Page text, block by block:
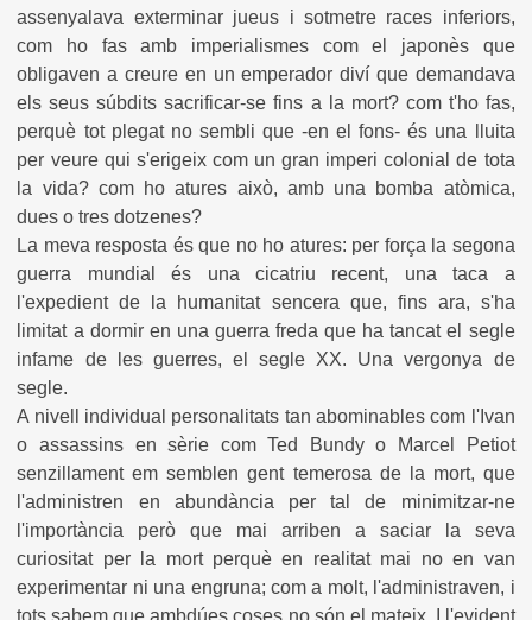
assenyalava exterminar jueus i sotmetre races inferiors,
com ho fas amb imperialismes com el japonès que
obligaven a creure en un emperador diví que demandava
els seus súbdits sacrificar-se fins a la mort? com t'ho fas,
perquè tot plegat no sembli que -en el fons- és una lluita
per veure qui s'erigeix com un gran imperi colonial de tota
la vida? com ho atures això, amb una bomba atòmica,
dues o tres dotzenes?
La meva resposta és que no ho atures: per força la segona
guerra mundial és una cicatriu recent, una taca a
l'expedient de la humanitat sencera que, fins ara, s'ha
limitat a dormir en una guerra freda que ha tancat el segle
infame de les guerres, el segle XX. Una vergonya de
segle.
A nivell individual personalitats tan abominables com l'Ivan
o assassins en sèrie com Ted Bundy o Marcel Petiot
senzillament em semblen gent temerosa de la mort, que
l'administren en abundància per tal de minimitzar-ne
l'importància però que mai arriben a saciar la seva
curiositat per la mort perquè en realitat mai no en van
experimentar ni una engruna; com a molt, l'administraven, i
tots sabem que ambdúes coses no són el mateix. I l'evident